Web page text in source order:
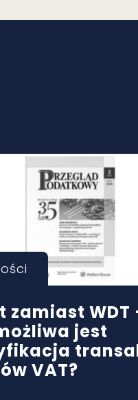
zamiast WDT
jest
VAT?